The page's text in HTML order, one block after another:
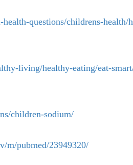
questions/childrens-health/
living/healthy-eating/eat-
children-sodium/
m/pubmed/23949320/